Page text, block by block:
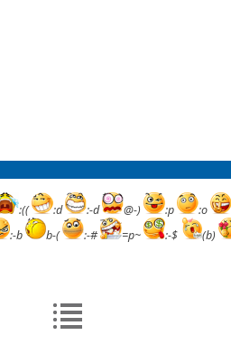
:(( :d :-d @-) :p :o
:-b b-( :-# =p~ :-$ (b)